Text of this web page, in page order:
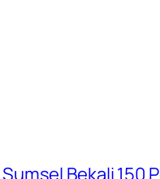
Bekali 150